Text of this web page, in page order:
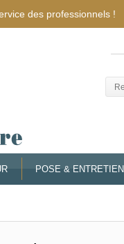
des professionnels !
POSE & ENTRETIEN